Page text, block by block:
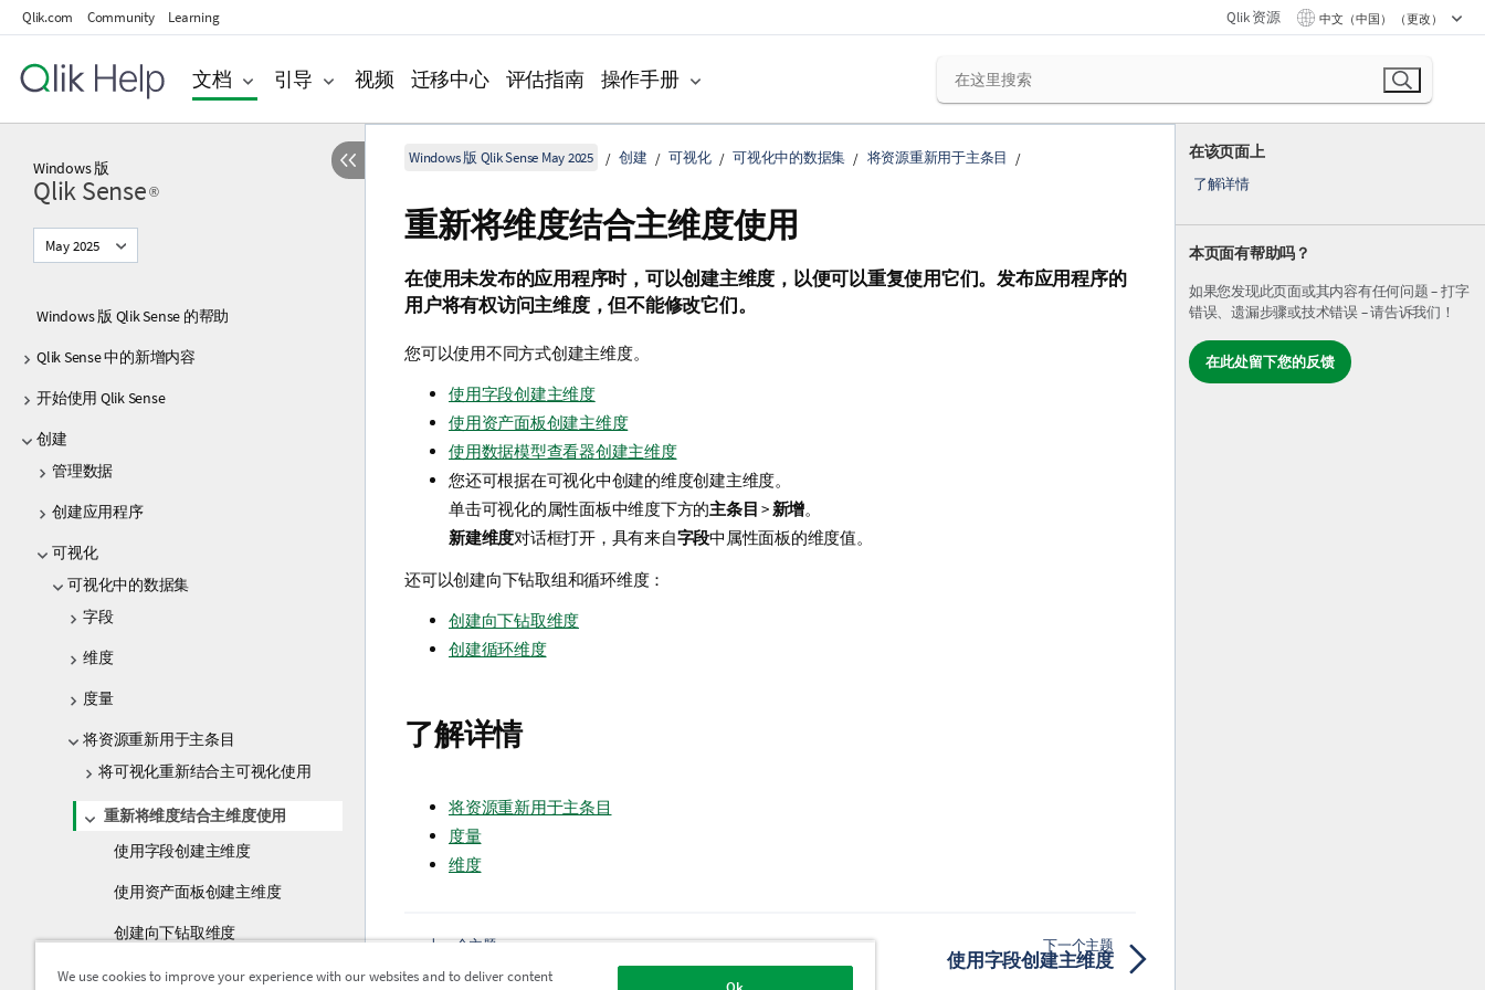
Qlik.com Community Learning Qlik 资源 中文（中国） （更改）
文档 引导 视频 迁移中心 评估指南 操作手册
Windows版
Qlik Sense ®
May 2025
Windows 版 Qlik Sense 的帮助
Qlik Sense 中的新增内容
开始使用 Qlik Sense
创建
管理数据
创建应用程序
可视化
可视化中的数据集
字段
维度
度量
将资源重新用于主条目
将可视化重新结合主可视化使用
重新将维度结合主维度使用
使用字段创建主维度
使用资产面板创建主维度
创建向下钻取维度
创建循环维度
在该页面上
了解详情
本页面有帮助吗？
如果您发现此页面或其内容有任何问题 – 打字
错误、遗漏步骤或技术错误 – 请告诉我们！
在此处留下您的反馈
Windows 版 Qlik Sense May 2025 创建 可视化 可视化中的数据集 将资源重新用于主条目
重新将维度结合主维度使用
在使用未发布的应用程序时，可以创建主维度，以便可以重复使用它们。发布应用程序的
用户将有权访问主维度，但不能修改它们。
您可以使用不同方式创建主维度。
使用字段创建主维度
使用资产面板创建主维度
使用数据模型查看器创建主维度
您还可根据在可视化中创建的维度创建主维度。
单击可视化的属性面板中维度下方的主条目 >新增。
新建维度对话框打开，具有来自字段中属性面板的维度值。
还可以创建向下钻取组和循环维度：
创建向下钻取维度
创建循环维度
了解详情
将资源重新用于主条目
度量
维度
上一个主题 下一个主题
使用字段创建主维度
We use cookies to improve your experience with our websites and to deliver content